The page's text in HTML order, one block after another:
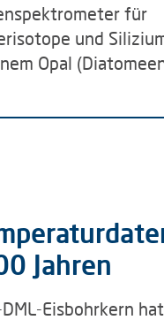
für
und
Opal
Jahren
DML-Eisbohrkern